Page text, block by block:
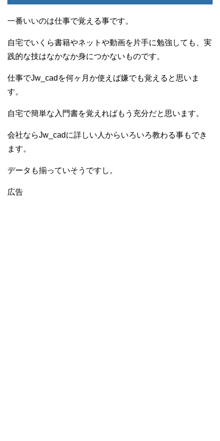
一番いいのは仕事で覚える事です。
自宅でいくら書籍やネットや動画を片手に勉強しても、実
践的な技はなかなか身につかないものです。
仕事でJw_cadを何ヶ月か使えば嫌でも覚えると思いま
す。
自宅で簡単な入門書を覚えればもう充分だと思います。
会社ならJw_cadに詳しい人からいろいろ教わる事もでき
ます。
データも揃っていそうですし。
広告